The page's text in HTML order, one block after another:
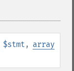
$stmt , array